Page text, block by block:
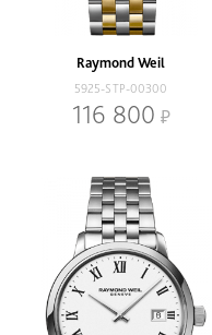
Raymond Weil
5925-STP-00300
116 800